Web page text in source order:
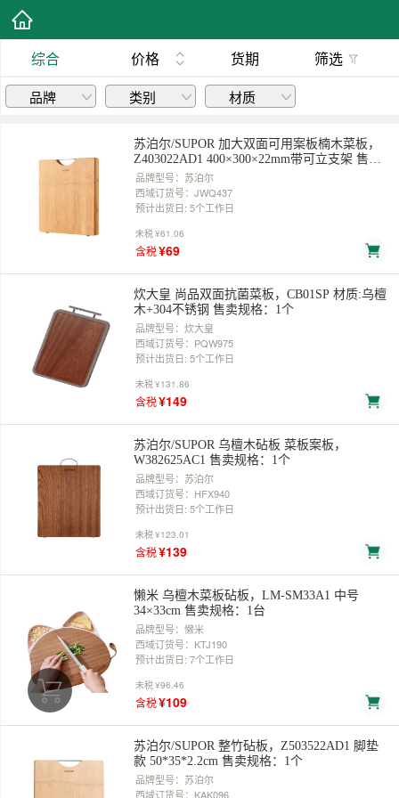
综合 价格 货期 筛选
品牌 类别 材质
苏泊尔/SUPOR 加大双面可用案板楠木菜板，
Z403022AD1 400×300×22mm带可立支架 售卖
规格：1套
品牌型号：苏泊尔
西域订货号：JWQ437
预计出货日: 5个工作日
未税¥61.06
含税¥69
炊大皇 尚品双面抗菌菜板，CB01SP 材质:乌檀
木+304不锈钢 售卖规格：1个
品牌型号：炊大皇
西域订货号：PQW975
预计出货日: 5个工作日
未税¥131.86
含税¥149
苏泊尔/SUPOR 乌檀木砧板 菜板案板，
W382625AC1 售卖规格：1个
品牌型号：苏泊尔
西域订货号：HFX940
预计出货日: 5个工作日
未税¥123.01
含税¥139
懒米 乌檀木菜板砧板，LM-SM33A1 中号
34×33cm 售卖规格：1台
品牌型号：懒米
西域订货号：KTJ190
预计出货日: 7个工作日
未税¥96.46
含税¥109
苏泊尔/SUPOR 整竹砧板，Z503522AD1 脚垫
款 50*35*2.2cm 售卖规格：1个
品牌型号：苏泊尔
西域订货号：KAK096